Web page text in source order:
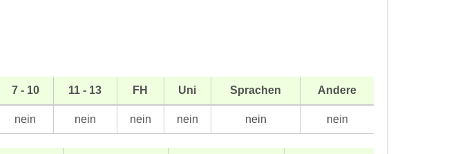
7 - 10 11 - 13 FH Uni Sprachen Andere
nein nein nein nein nein nein